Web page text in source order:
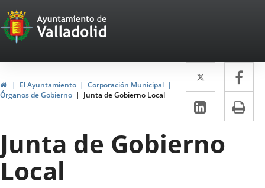
Portal
Web
del
Ayuntamiento
de
Valladolid
InicioEl Ayuntamiento
Corporación Municipal
Órganos de Gobierno
Junta de Gobierno Local
Twitter
Enlace
a
una
externa.
a
LinkedIn
Enlace
a
una
Junta de Gobierno
Local